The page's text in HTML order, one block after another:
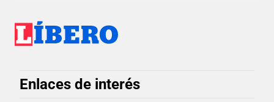
Enlaces de interés